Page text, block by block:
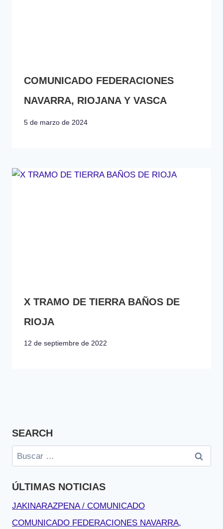
COMUNICADO FEDERACIONES
NAVARRA, RIOJANA Y VASCA
5 de marzo de 2024
X TRAMO DE TIERRA BAÑOS DE
RIOJA
12 de septiembre de 2022
SEARCH
Buscar:
ÚLTIMAS NOTICIAS
JAKINARAZPENA / COMUNICADO
COMUNICADO FEDERACIONES NAVARRA,